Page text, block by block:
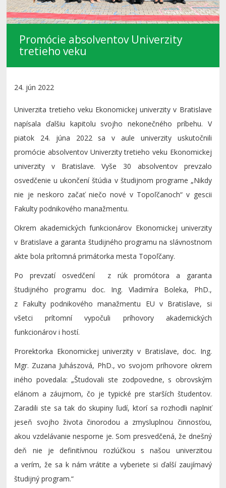
Promócie absolventov Univerzity
tretieho veku
24. jún 2022
Univerzita tretieho veku Ekonomickej univerzity v Bratislave
napísala ďalšiu kapitolu svojho nekonečného príbehu. V
piatok 24. júna 2022 sa v aule univerzity uskutočnili
promócie absolventov Univerzity tretieho veku Ekonomickej
univerzity v Bratislave. Vyše 30 absolventov prevzalo
osvedčenie u ukončení štúdia v študijnom programe „Nikdy
nie je neskoro začať niečo nové v Topoľčanoch“ v gescii
Fakulty podnikového manažmentu.
Okrem akademických funkcionárov Ekonomickej univerzity
v Bratislave a garanta študijného programu na slávnostnom
akte bola prítomná primátorka mesta Topoľčany.
Po prevzatí osvedčení z rúk promótora a garanta
študijného programu doc. Ing. Vladimíra Boleka, PhD.,
z Fakulty podnikového manažmentu EU v Bratislave, si
všetci prítomní vypočuli príhovory akademických
funkcionárov i hostí.
Prorektorka Ekonomickej univerzity v Bratislave, doc. Ing.
Mgr. Zuzana Juhászová, PhD., vo svojom príhovore okrem
iného povedala: „Študovali ste zodpovedne, s obrovským
elánom a záujmom, čo je typické pre starších študentov.
Zaradili ste sa tak do skupiny ľudí, ktorí sa rozhodli naplniť
jeseň svojho života činorodou a zmysluplnou činnosťou,
akou vzdelávanie nesporne je. Som presvedčená, že dnešný
deň nie je definitívnou rozlúčkou s našou univerzitou
a verím, že sa k nám vrátite a vyberiete si ďalší zaujímavý
študijný program.“